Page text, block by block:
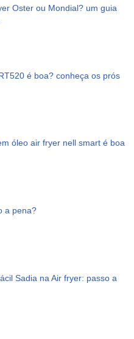
Oster ou Mondial? um guia
é boa? conheça os prós
óleo air fryer nell smart é boa
a pena?
Sadia na Air fryer: passo a